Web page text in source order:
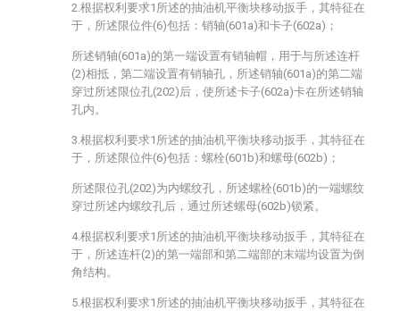
2.根据权利要求1所述的抽油机平衡块移动扳手，其特征在
于，所述限位件(6)包括：销轴(601a)和卡子(602a)；
所述销轴(601a)的第一端设置有销轴帽，用于与所述连杆
(2)相抵，第二端设置有销轴孔，所述销轴(601a)的第二端
穿过所述限位孔(202)后，使所述卡子(602a)卡在所述销轴
孔内。
3.根据权利要求1所述的抽油机平衡块移动扳手，其特征在
于，所述限位件(6)包括：螺栓(601b)和螺母(602b)；
所述限位孔(202)为内螺纹孔，所述螺栓(601b)的一端螺纹
穿过所述内螺纹孔后，通过所述螺母(602b)锁紧。
4.根据权利要求1所述的抽油机平衡块移动扳手，其特征在
于，所述连杆(2)的第一端部和第二端部的末端均设置为倒
角结构。
5.根据权利要求1所述的抽油机平衡块移动扳手，其特征在